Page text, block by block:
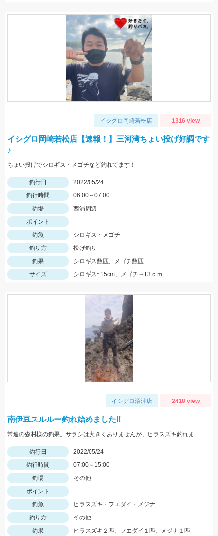
イシグロ岡崎若松店 1316 view
イシグロ岡崎若松店【速報！】三河湾ちょい投げ好調です
♪
ちょい投げでシロギス・メゴチなど釣れてます！
釣行日
2022/05/24
釣行時間
06:00～07:00
釣場
西浦周辺
ポイント
釣魚
シロギス・メゴチ
釣り方
投げ釣り
釣果
シロギス数匹、メゴチ数匹
サイズ
シロギス~15cm、メゴチ～13ｃｍ
イシグロ沼津店 2418 view
南伊豆スルルー釣れ始めました‼
常連の森村様の釣果。サラシは大きくありませんが、ヒラスズキ釣れました！
釣行日
2022/05/24
釣行時間
07:00～15:00
釣場
その他
ポイント
釣魚
ヒラスズキ・フエダイ・メジナ
釣り方
その他
釣果
ヒラスズキ２匹、フエダイ１匹、メジナ１匹